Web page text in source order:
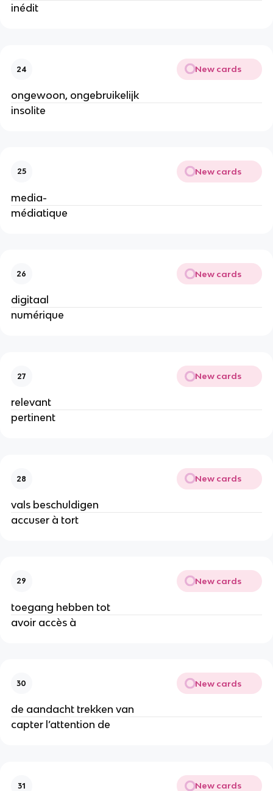
inédit
24 New cards
ongewoon, ongebruikelijk
insolite
25 New cards
media-
médiatique
26 New cards
digitaal
numérique
27 New cards
relevant
pertinent
28 New cards
vals beschuldigen
accuser à tort
29 New cards
toegang hebben tot
avoir accès à
30 New cards
de aandacht trekken van
capter l’attention de
31 New cards